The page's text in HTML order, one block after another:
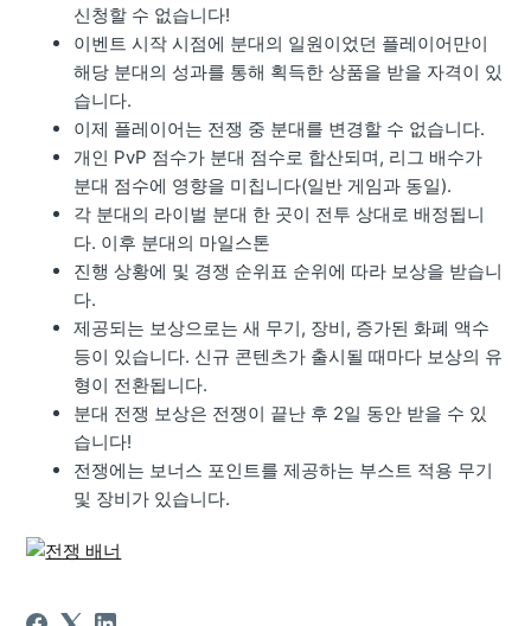
신청할 수 없습니다!
이벤트 시작 시점에 분대의 일원이었던 플레이어만이
해당 분대의 성과를 통해 획득한 상품을 받을 자격이 있
습니다.
이제 플레이어는 전쟁 중 분대를 변경할 수 없습니다.
개인 PvP 점수가 분대 점수로 합산되며, 리그 배수가
분대 점수에 영향을 미칩니다(일반 게임과 동일).
각 분대의 라이벌 분대 한 곳이 전투 상대로 배정됩니
다. 이후 분대의 마일스톤
진행 상황에 및 경쟁 순위표 순위에 따라 보상을 받습니
다.
제공되는 보상으로는 새 무기, 장비, 증가된 화폐 액수
등이 있습니다. 신규 콘텐츠가 출시될 때마다 보상의 유
형이 전환됩니다.
분대 전쟁 보상은 전쟁이 끝난 후 2일 동안 받을 수 있
습니다!
전쟁에는 보너스 포인트를 제공하는 부스트 적용 무기
및 장비가 있습니다.